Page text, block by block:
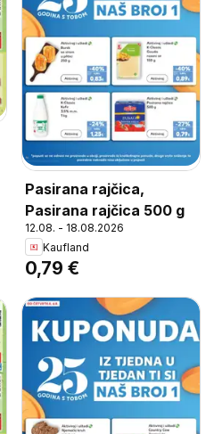
Pasirana rajčica,
Pasirana rajčica 500 g
12.08. - 18.08.2026
Kaufland
0,79 €